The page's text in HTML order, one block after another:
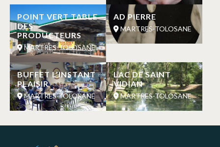
POINT VERT TABLE
DES
PRODUCTEURS
MARTRES-TOLOSANE
AD PIERRE
MARTRES-TOLOSANE
BUFFET L’INSTANT
PLAISIR
MARTRES-TOLOSANE
LAC DE SAINT
VIDIAN
MARTRES-TOLOSANE